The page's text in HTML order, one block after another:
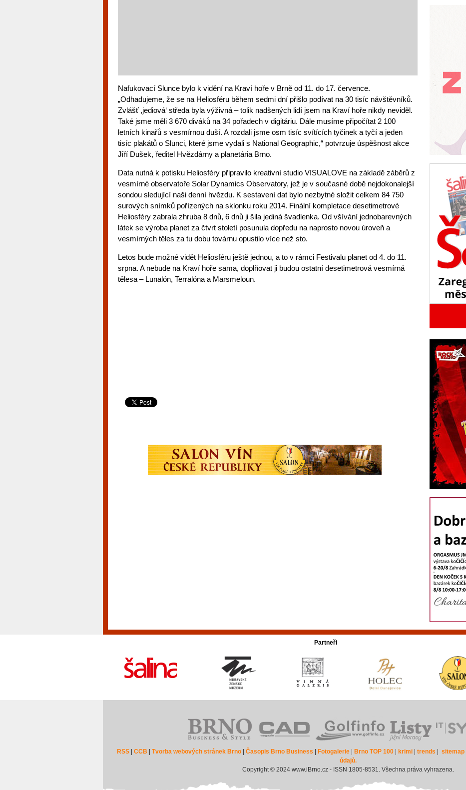
Nafukovací Slunce bylo k vidění na Kraví hoře v Brně od 11. do 17. července.
„Odhadujeme, že se na Heliosféru během sedmi dní přišlo podívat na 30 tisíc návštěvníků.
Zvlášť ‚jediová‘ středa byla výživná – tolik nadšených lidí jsem na Kraví hoře nikdy neviděl.
Také jsme měli 3 670 diváků na 34 pořadech v digitáriu. Dále musíme připočítat 2 100
letních kinařů s vesmírnou duší. A rozdali jsme osm tisíc svítících tyčinek a tyčí a jeden
tisíc plakátů o Slunci, které jsme vydali s National Geographic,“ potvrzuje úspěšnost akce
Jiří Dušek, ředitel Hvězdárny a planetária Brno.
Data nutná k potisku Heliosféry připravilo kreativní studio VISUALOVE na základě záběrů z
vesmírné observatoře Solar Dynamics Observatory, jež je v současné době nejdokonalejší
sondou sledující naši denní hvězdu. K sestavení dat bylo nezbytné složit celkem 84 750
surových snímků pořízených na sklonku roku 2014. Finální kompletace desetimetrové
Heliosféry zabrala zhruba 8 dnů, 6 dnů ji šila jediná švadlenka. Od všívání jednobarevných
látek se výroba planet za čtvrt století posunula dopředu na naprosto novou úroveň a
vesmírných těles za tu dobu továrnu opustilo více než sto.
Letos bude možné vidět Heliosféru ještě jednou, a to v rámci Festivalu planet od 4. do 11.
srpna. A nebude na Kraví hoře sama, doplňovat ji budou ostatní desetimetrová vesmírná
tělesa – Lunalón, Terralóna a Marsmeloun.
Partneři
RSS| CCB Tvorba webových stránek Brno| Časopis Brno Business Fotogalerie| Brno TOP 100| krimi| trends sitemap|
údajů.
Copyright © 2024 www.iBrno.cz - ISSN 1805-8531. Všechna práva vyhrazena.